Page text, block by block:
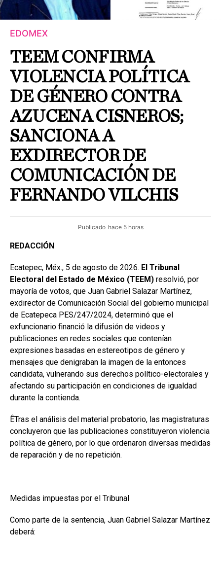
EDOMEX
TEEM CONFIRMA
VIOLENCIA POLÍTICA
DE GÉNERO CONTRA
AZUCENA CISNEROS;
SANCIONA A
EXDIRECTOR DE
COMUNICACIÓN DE
FERNANDO VILCHIS
Publicado hace 5 horas
REDACCIÓN
Ecatepec, Méx., 5 de agosto de 2026. El Tribunal
Electoral del Estado de México (TEEM) resolvió, por
mayoría de votos, que Juan Gabriel Salazar Martínez,
exdirector de Comunicación Social del gobierno municipal
de Ecatepeca PES/247/2024, determinó que el
exfuncionario financió la difusión de videos y
publicaciones en redes sociales que contenían
expresiones basadas en estereotipos de género y
mensajes que denigraban la imagen de la entonces
candidata, vulnerando sus derechos político-electorales y
afectando su participación en condiciones de igualdad
durante la contienda.
ÊTras el análisis del material probatorio, las magistraturas
concluyeron que las publicaciones constituyeron violencia
política de género, por lo que ordenaron diversas medidas
de reparación y de no repetición.
Medidas impuestas por el Tribunal
Como parte de la sentencia, Juan Gabriel Salazar Martínez
deberá: